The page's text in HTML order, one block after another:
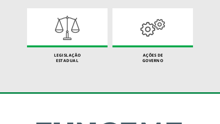
LEGISLAÇÃO
ESTADUAL
AÇÕES DE
GOVERNO